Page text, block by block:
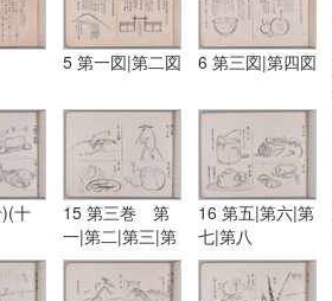
5 第一図|第二図 6 第三図|第四図
十
15 第三巻 第
一|第二|第三|第
四
16 第五|第六|第
七|第八